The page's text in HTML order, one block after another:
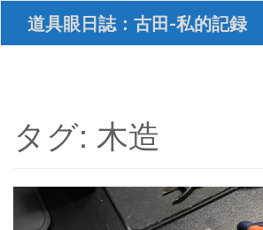
i
道具眼日誌：古田-私的記録
タグ: 木造